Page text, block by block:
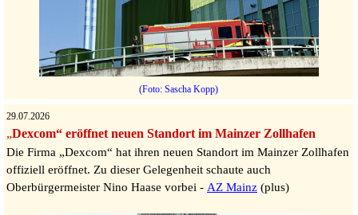
(Foto: Sascha Kopp)
29.07.2026
„Dexcom“ eröffnet neuen Standort im Mainzer Zollhafen
Die Firma „Dexcom“ hat ihren neuen Standort im Mainzer Zollhafen
offiziell eröffnet. Zu dieser Gelegenheit schaute auch
Oberbürgermeister Nino Haase vorbei - AZ Mainz (plus)